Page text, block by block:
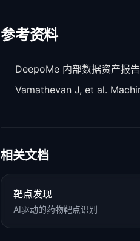
参考资料
DeepoMe 内部数据资产报告
Vamathevan J, et al.
相关文档
靶点发现
AI驱动的药物靶点识别